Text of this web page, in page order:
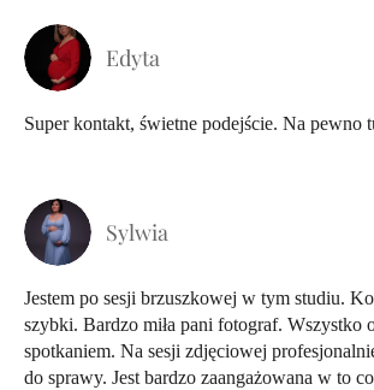
Edyta
Super kontakt, świetne podejście. Na pewno
Sylwia
Jestem po sesji brzuszkowej w tym studiu.
szybki. Bardzo miła pani fotograf. Wszystko
spotkaniem. Na sesji zdjęciowej
do sprawy. Jest bardzo zaangażowana w to